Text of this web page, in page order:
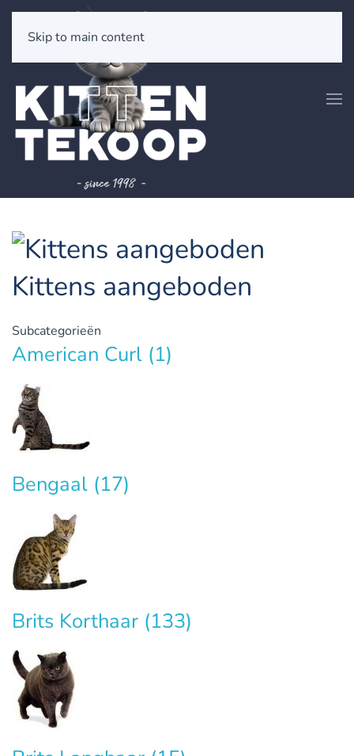
Skip to main content
Kittens aangeboden
Subcategorieën
American Curl (1)
Bengaal (17)
Brits Korthaar (133)